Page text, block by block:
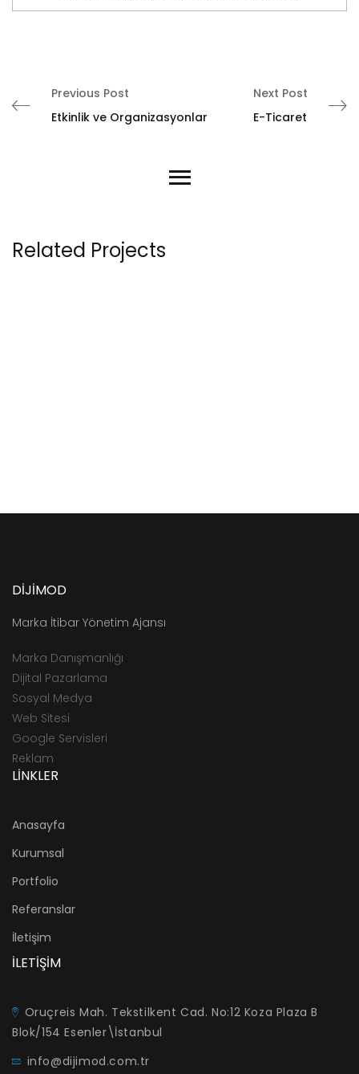
Previous Post
Etkinlik ve Organizasyonlar
Next Post
E-Ticaret
Related Projects
DİJİMOD
Marka İtibar Yönetim Ajansı
Marka Danışmanlığı
Dijital Pazarlama
Sosyal Medya
Web Sitesi
Google Servisleri
Reklam
LİNKLER
Anasayfa
Kurumsal
Portfolio
Referanslar
İletişim
İLETİŞİM
Oruçreis Mah. Tekstilkent Cad. No:12 Koza Plaza B
Blok/154 Esenler\İstanbul
info@dijimod.com.tr